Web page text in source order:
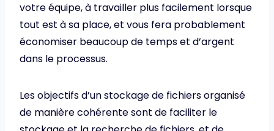
votre équipe, à travailler plus facilement lorsque
tout est à sa place, et vous fera probablement
économiser beaucoup de temps et d’argent
dans le processus.
Les objectifs d’un stockage de fichiers organisé
de manière cohérente sont de faciliter le